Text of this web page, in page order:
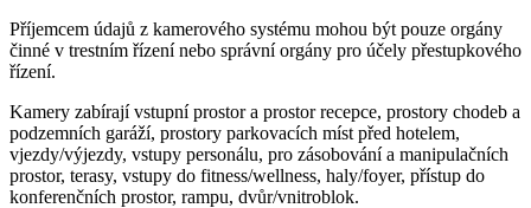
Příjemcem údajů z kamerového systému mohou být pouze orgány
činné v trestním řízení nebo správní orgány pro účely přestupkového
řízení.
Kamery zabírají vstupní prostor a prostor recepce, prostory chodeb a
podzemních garáží, prostory parkovacích míst před hotelem,
vjezdy/výjezdy, vstupy personálu, pro zásobování a manipulačních
prostor, terasy, vstupy do fitness/wellness, haly/foyer, přístup do
konferenčních prostor, rampu, dvůr/vnitroblok.